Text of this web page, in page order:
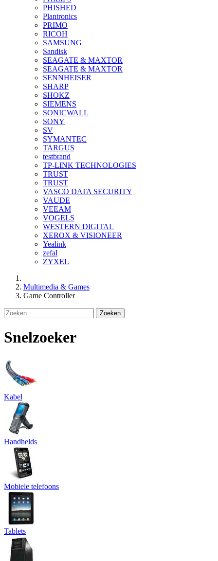
PHISHED
Plantronics
PRIMO
RICOH
SAMSUNG
Sandisk
SEAGATE & MAXTOR
SEAGATE & MAXTOR
SENNHEISER
SHARP
SHOKZ
SIEMENS
SONICWALL
SONY
SV
SYMANTEC
TARGUS
testbrand
TP-LINK TECHNOLOGIES
TRUST
TRUST
VASCO DATA SECURITY
VAUDE
VEEAM
VOGELS
WESTERN DIGITAL
XEROX & VISIONEER
Yealink
zefal
ZYXEL
Multimedia & Games
Game Controller
Zoeken
Snelzoeker
Kabel
Handhelds
Mobiele telefoons
Tablets